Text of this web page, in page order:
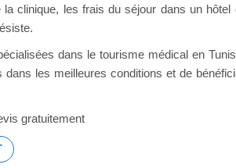
clinique, les frais du séjour dans un hôtel
dans le tourisme médical en
les meilleures conditions et de
gratuitement